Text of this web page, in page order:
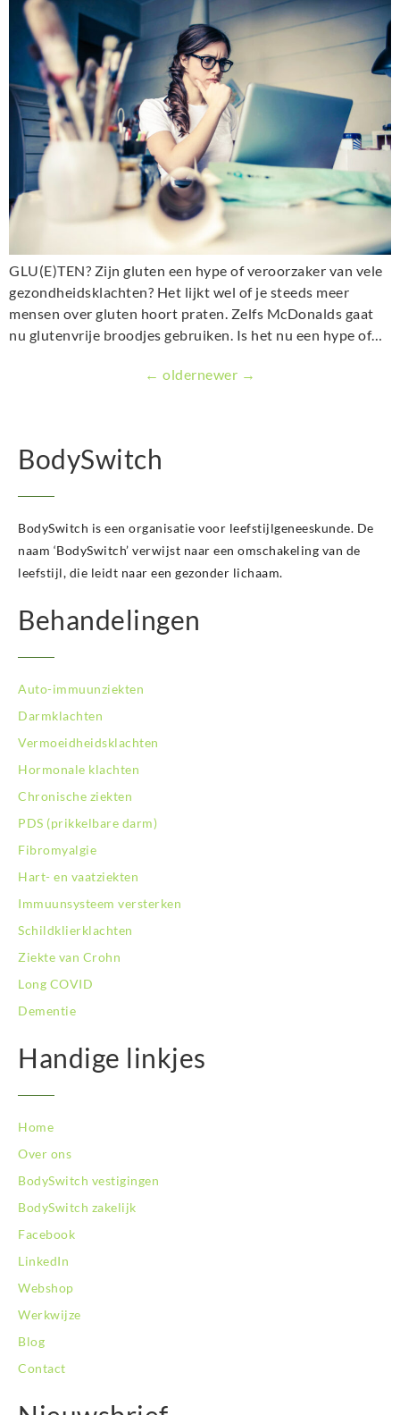
GLU(E)TEN? Zijn gluten een hype of veroorzaker van vele
gezondheidsklachten? Het lijkt wel of je steeds meer
mensen over gluten hoort praten. Zelfs McDonalds gaat
nu glutenvrije broodjes gebruiken. Is het nu een hype of…
← oldernewer →
BodySwitch
BodySwitch is een organisatie voor leefstijlgeneeskunde. De
naam ‘BodySwitch’ verwijst naar een omschakeling van de
leefstijl, die leidt naar een gezonder lichaam.
Behandelingen
Auto-immuunziekten
Darmklachten
Vermoeidheidsklachten
Hormonale klachten
Chronische ziekten
PDS (prikkelbare darm)
Fibromyalgie
Hart- en vaatziekten
Immuunsysteem versterken
Schildklierklachten
Ziekte van Crohn
Long COVID
Dementie
Handige linkjes
Home
Over ons
BodySwitch vestigingen
BodySwitch zakelijk
Facebook
LinkedIn
Webshop
Werkwijze
Blog
Contact